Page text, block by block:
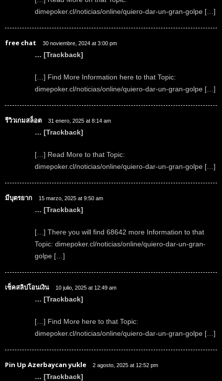
dimepoker.cl/noticias/online/quiero-dar-un-gran-golpe […]
free chat 30 noviembre, 2024 at 3:00 pm
… [Trackback]
[…] Find More Information here to that Topic:
dimepoker.cl/noticias/online/quiero-dar-un-gran-golpe […]
รีวิวเกมสล็อต 31 enero, 2025 at 8:14 am
… [Trackback]
[…] Read More to that Topic:
dimepoker.cl/noticias/online/quiero-dar-un-gran-golpe […]
มีบุตรยาก 15 marzo, 2025 at 9:50 am
… [Trackback]
[…] There you will find 68642 more Information to that
Topic: dimepoker.cl/noticias/online/quiero-dar-un-gran-
golpe […]
เช็คสลิปโอนเงิน 10 julio, 2025 at 12:49 am
… [Trackback]
[…] Find More here to that Topic:
dimepoker.cl/noticias/online/quiero-dar-un-gran-golpe […]
Pin Up Azerbaycan yukle 2 agosto, 2025 at 12:52 pm
… [Trackback]